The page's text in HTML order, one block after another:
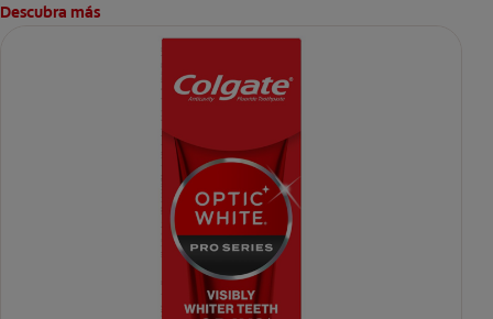
* Al cepillarse dos veces al día durante dos semanas
Descubra más